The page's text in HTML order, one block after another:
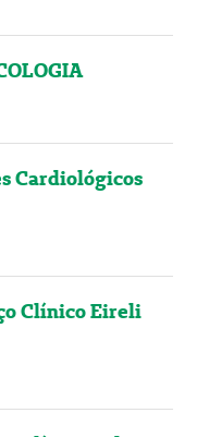
Cardiológicos
Clínico Eireli